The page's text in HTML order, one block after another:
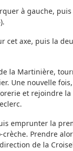
à gauche,
cet axe, puis la
la Martinière,
Une nouvelle
et rejoindre la
emprunter la
Prendre
de la